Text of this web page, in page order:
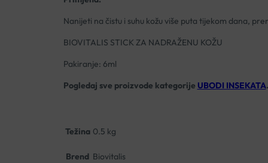
Nanijeti na čistu i suhu kožu više puta tijekom dana,
BIOVITALIS STICK ZA NADRAŽENU KOŽU
Pakiranje: 6ml
Pogledaj sve proizvode kategorije UBODI INSEKATA.
Težina 0.5 kg
Brend Biovitalis